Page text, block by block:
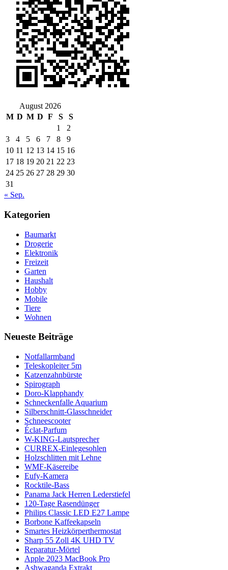
August 2026
M D M D F S
S
1
2
3
4 5 6 7 8
9
10 11 12 13 14 15 16
17 18 19 20 21 22 23
24 25 26 27 28 29 30
31
« Sep.
Kategorien
Baumarkt
Drogerie
Elektronik
Freizeit
Garten
Haushalt
Hobby
Mobile
Tiere
Wohnen
Neueste Beiträge
Notfallarmband
Teleskopleiter 5m
Katzenzahnbürste
Spirograph
Doro-Klapphandy
Schneckenfalle Aquarium
Silberschnitt-Glasschneider
Schneescooter
Éclat-Parfum
W-KING-Lautsprecher
CURREX-Einlegesohlen
Holzschlitten mit Lehne
WMF-Käsereibe
Eufy-Kamera
Rocktile-Bass
Panama Jack Herren Lederstiefel
120-Tage Rasendünger
Philips Classic LED E27 Lampe
Borbone Kaffeekapseln
Smartes Heizkörperthermostat
Sharp 55 Zoll 4K UHD TV
Reparatur-Mörtel
Apple 2023 MacBook Pro
Ashwaganda Extrakt